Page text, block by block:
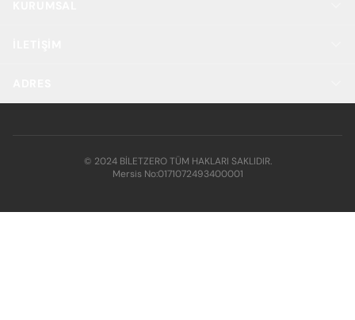
© 2024 BİLETZERO TÜM HAKLARI SAKLIDIR.
Mersis No:0171072493400001